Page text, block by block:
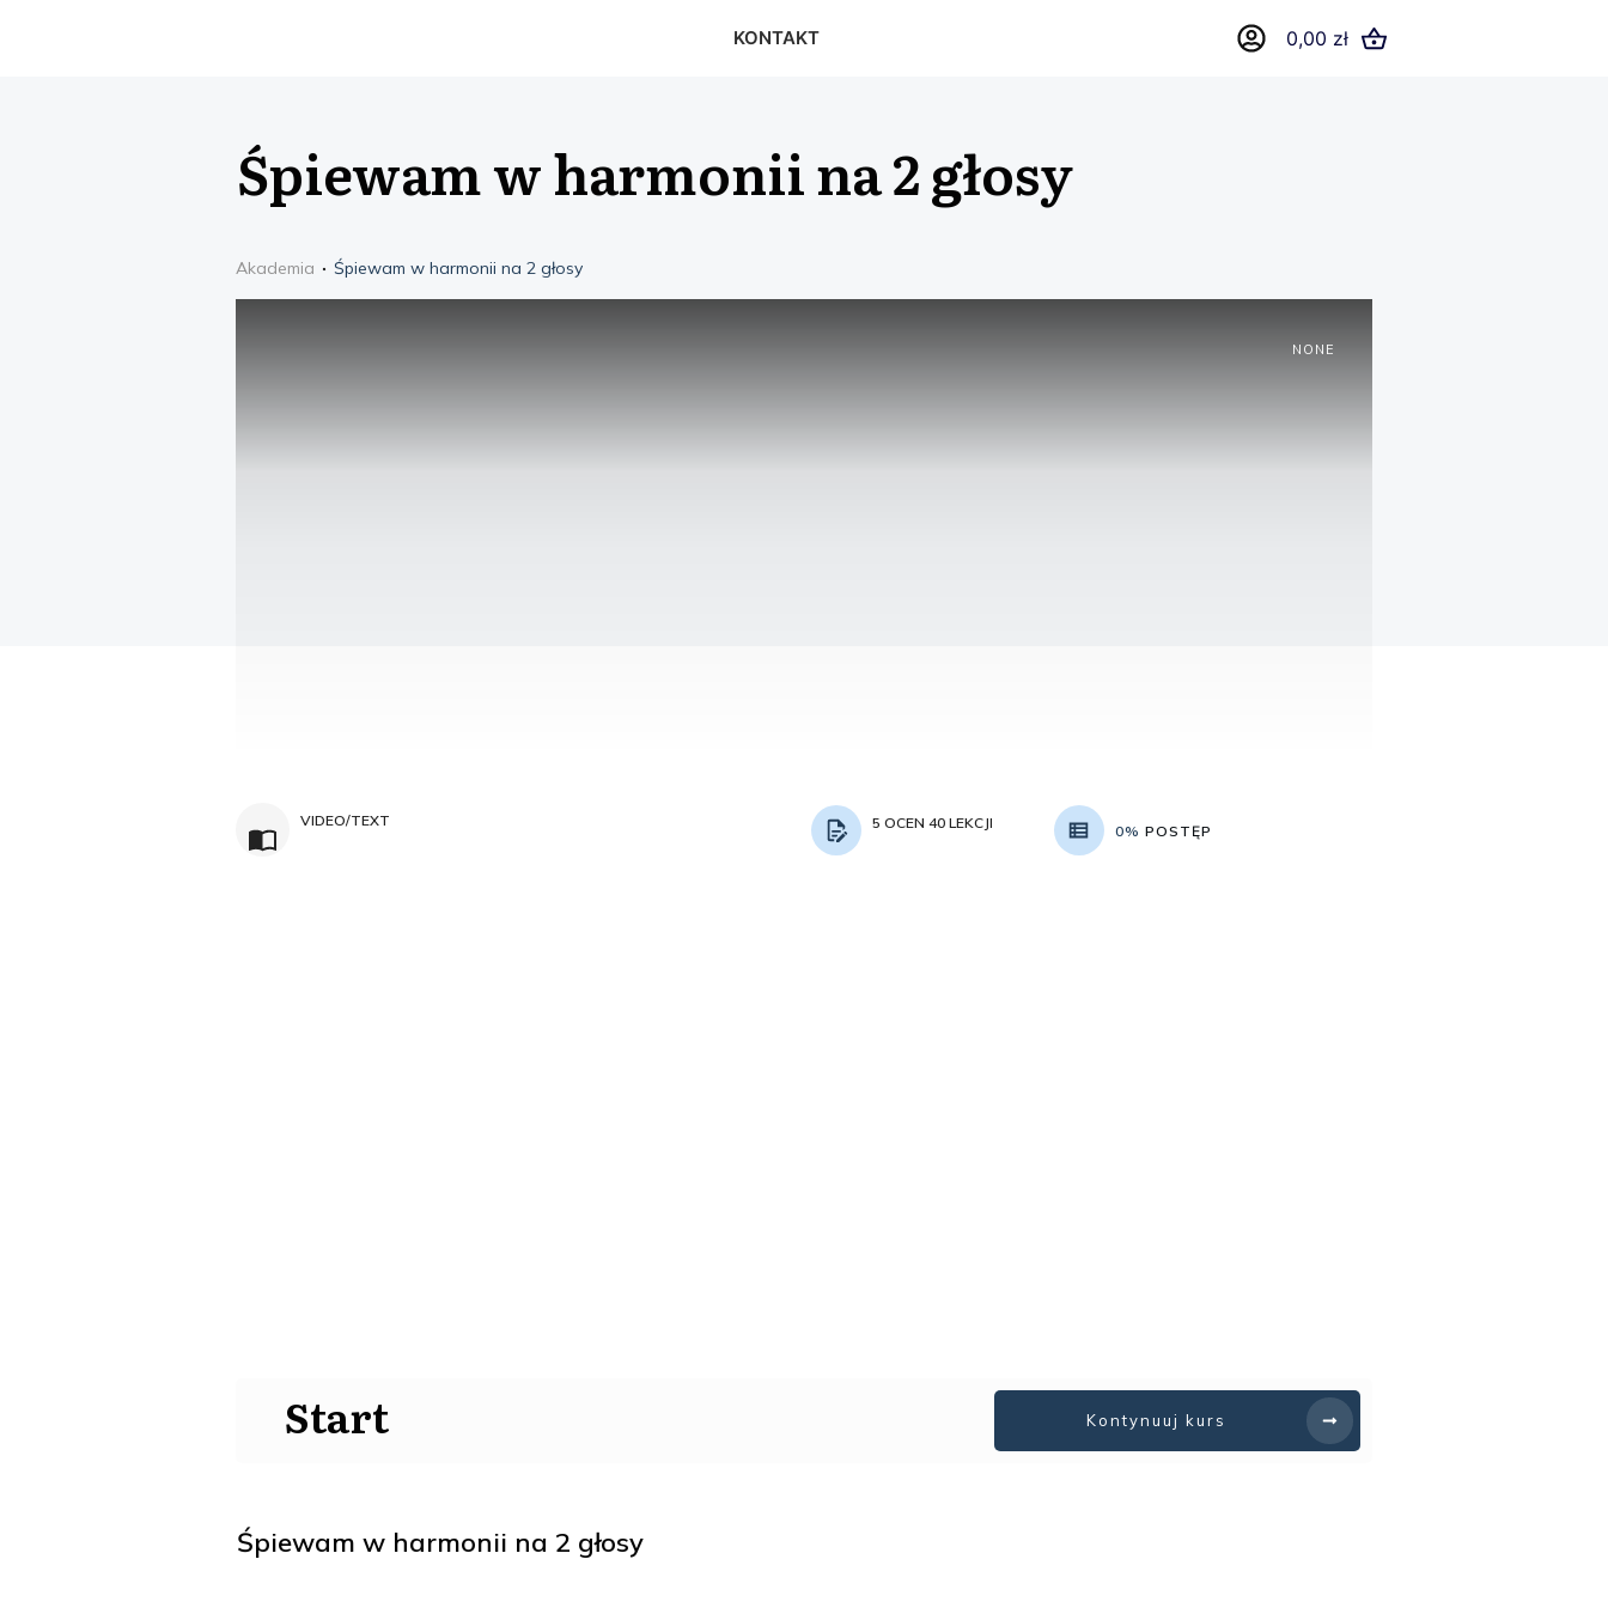
KONTAKT 0,00 zł
Śpiewam w harmonii na 2 głosy
Akademia Śpiewam w harmonii na 2 głosy
NONE
VIDEO/TEXT 5 OCEN 40 LEKCJI 0% POSTĘP
Start Kontynuuj kurs
Śpiewam w harmonii na 2 głosy